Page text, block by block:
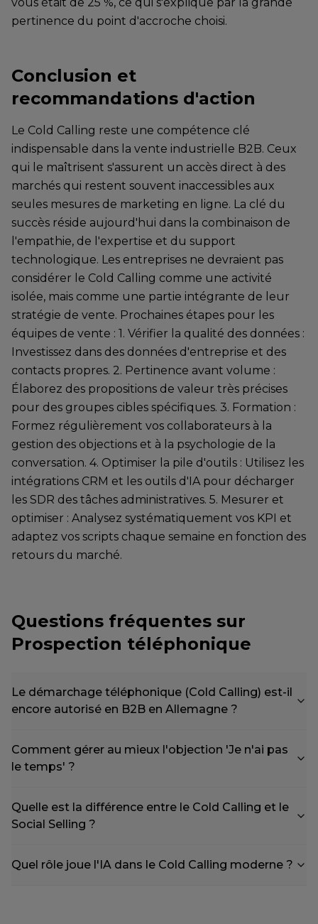
pertinence du point d'accroche choisi.
Conclusion et
recommandations d'action
Le Cold Calling reste une compétence clé
indispensable dans la vente industrielle B2B. Ceux
qui le maîtrisent s'assurent un accès direct à des
marchés qui restent souvent inaccessibles aux
seules mesures de marketing en ligne. La clé du
succès réside aujourd'hui dans la combinaison de
l'empathie, de l'expertise et du support
technologique. Les entreprises ne devraient pas
considérer le Cold Calling comme une activité
isolée, mais comme une partie intégrante de leur
stratégie de vente. Prochaines étapes pour les
équipes de vente : 1. Vérifier la qualité des données :
Investissez dans des données d'entreprise et des
contacts propres. 2. Pertinence avant volume :
Élaborez des propositions de valeur très précises
pour des groupes cibles spécifiques. 3. Formation :
Formez régulièrement vos collaborateurs à la
gestion des objections et à la psychologie de la
conversation. 4. Optimiser la pile d'outils : Utilisez les
intégrations CRM et les outils d'IA pour décharger
les SDR des tâches administratives. 5. Mesurer et
optimiser : Analysez systématiquement vos KPI et
adaptez vos scripts chaque semaine en fonction des
retours du marché.
Questions fréquentes sur
Prospection téléphonique
Le démarchage téléphonique (Cold Calling) est-il
encore autorisé en B2B en Allemagne ?
Comment gérer au mieux l'objection 'Je n'ai pas
le temps' ?
Quelle est la différence entre le Cold Calling et le
Social Selling ?
Quel rôle joue l'IA dans le Cold Calling moderne ?